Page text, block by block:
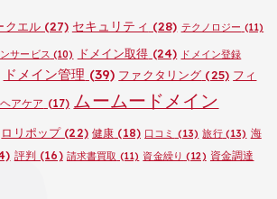
クエル(27) セキュリティ (28) テクノロジー (11)
サービス (10) ドメイン取得 (24) ドメイン登録
ドメイン管理 (39) ファクタリング (25) フィ
ヘアケア (17) ムームードメイン
ロリポップ(22) 健康 (18) 口コミ (13) 旅行(13) 海
評判 (16) 請求書買取 (11) 資金繰り (12) 資金調達